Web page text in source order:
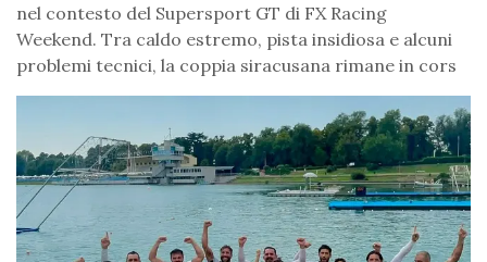
nel contesto del Supersport GT di FX Racing
Weekend. Tra caldo estremo, pista insidiosa e alcuni
problemi tecnici, la coppia siracusana rimane in cors